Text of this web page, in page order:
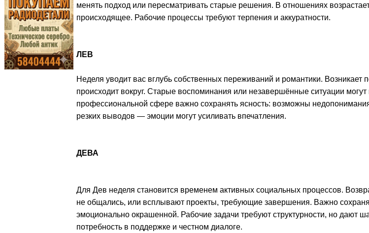
менять подход или пересматривать старые решения. В отношениях
происходящее. Рабочие процессы требуют терпения и аккуратности.
ЛЕВ
Неделя уводит вас вглубь собственных переживаний и романтики.
происходит вокруг. Старые воспоминания или незавершённые ситуации
профессиональной сфере важно сохранять ясность: возможны
резких выводов — эмоции могут усиливать впечатления.
ДЕВА
Для Дев неделя становится временем активных социальных процессов.
не общались, или всплывают проекты, требующие завершения. Важно
эмоционально окрашенной. Рабочие задачи требуют структурности, но дают
потребность в поддержке и честном диалоге.